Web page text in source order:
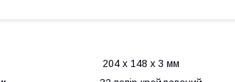
х 148 х 3 мм